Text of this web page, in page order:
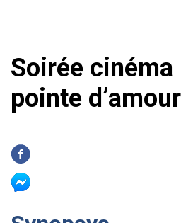
Soirée cinéma
pointe d’amour